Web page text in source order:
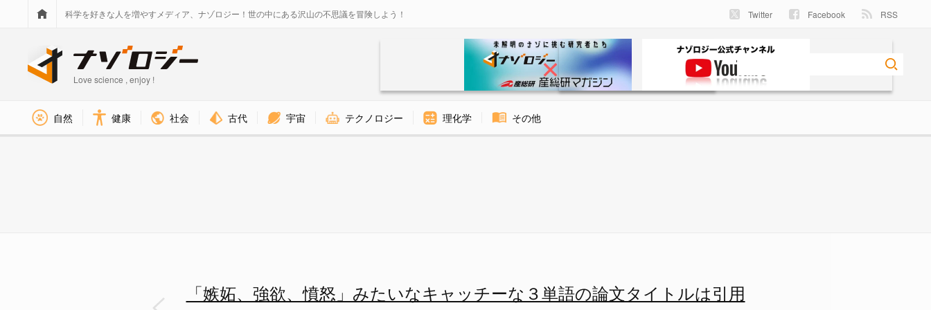
科学を好きな人を増やすメディア、ナゾロジー！世の中にある沢山の不思議を冒険しよう！ Twitter Facebook RSS
Love science , enjoy !
自然 健康 社会 古代 宇宙 テクノロジー 理化学 その他
「嫉妬、強欲、憤怒」みたいなキャッチーな３単語の論文タイトルは引用